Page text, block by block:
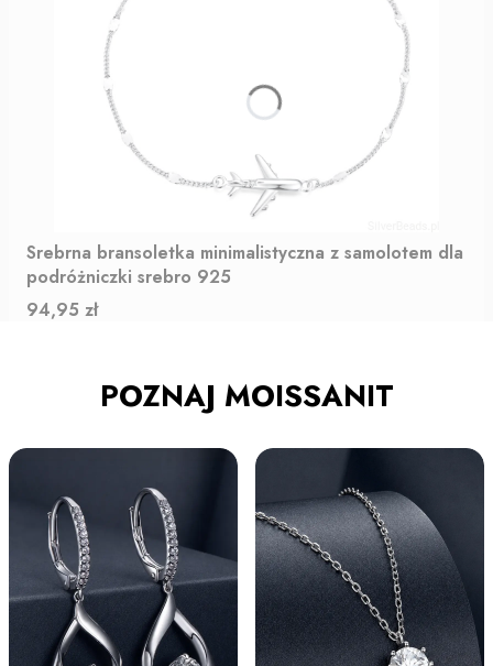
Srebrna bransoletka minimalistyczna z samolotem dla
podróżniczki srebro 925
Cena
94,95 zł
POZNAJ MOISSANIT